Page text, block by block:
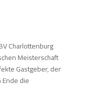
Charlottenburg
Meisterschaft
Gastgeber, der
die